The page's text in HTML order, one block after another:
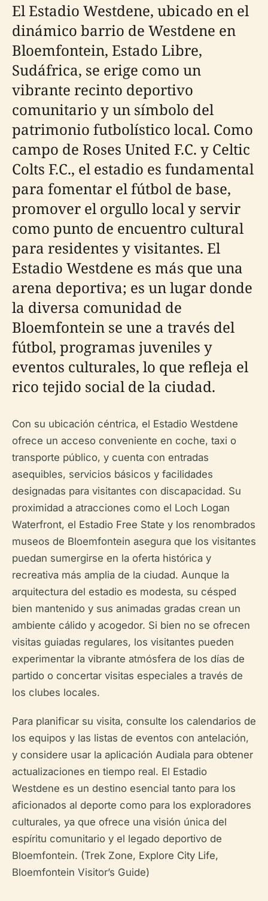
El Estadio Westdene, ubicado en el
dinámico barrio de Westdene en
Bloemfontein, Estado Libre,
Sudáfrica, se erige como un
vibrante recinto deportivo
comunitario y un símbolo del
patrimonio futbolístico local. Como
campo de Roses United F.C. y Celtic
Colts F.C., el estadio es fundamental
para fomentar el fútbol de base,
promover el orgullo local y servir
como punto de encuentro cultural
para residentes y visitantes. El
Estadio Westdene es más que una
arena deportiva; es un lugar donde
la diversa comunidad de
Bloemfontein se une a través del
fútbol, programas juveniles y
eventos culturales, lo que refleja el
rico tejido social de la ciudad.
Con su ubicación céntrica, el Estadio Westdene
ofrece un acceso conveniente en coche, taxi o
transporte público, y cuenta con entradas
asequibles, servicios básicos y facilidades
designadas para visitantes con discapacidad. Su
proximidad a atracciones como el Loch Logan
Waterfront, el Estadio Free State y los renombrados
museos de Bloemfontein asegura que los visitantes
puedan sumergirse en la oferta histórica y
recreativa más amplia de la ciudad. Aunque la
arquitectura del estadio es modesta, su césped
bien mantenido y sus animadas gradas crean un
ambiente cálido y acogedor. Si bien no se ofrecen
visitas guiadas regulares, los visitantes pueden
experimentar la vibrante atmósfera de los días de
partido o concertar visitas especiales a través de
los clubes locales.
Para planificar su visita, consulte los calendarios de
los equipos y las listas de eventos con antelación,
y considere usar la aplicación Audiala para obtener
actualizaciones en tiempo real. El Estadio
Westdene es un destino esencial tanto para los
aficionados al deporte como para los exploradores
culturales, ya que ofrece una visión única del
espíritu comunitario y el legado deportivo de
Bloemfontein. (Trek Zone, Explore City Life,
Bloemfontein Visitor’s Guide)